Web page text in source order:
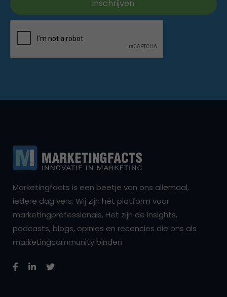
Marketingfacts is een beetje van ons allemaal,
iedere dag vers. Wij zijn hét platform voor
marketingprofessionals. Het zijn de insights,
podcasts, blogs, opinies en recencies die ons als
marketingcommunity binden.